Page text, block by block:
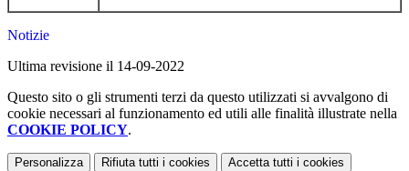
Notizie
Ultima revisione il 14-09-2022
Questo sito o gli strumenti terzi da questo utilizzati si avvalgono di
cookie necessari al funzionamento ed utili alle finalità illustrate nella
COOKIE POLICY.
Personalizza Rifiuta tutti i cookies Accetta tutti i cookies